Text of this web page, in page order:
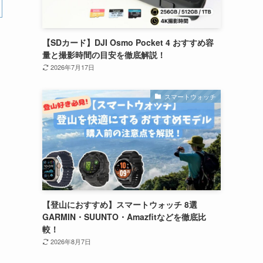
【SDカード】DJI Osmo Pocket 4 おすすめ容
量と撮影時間の目安を徹底解説！
2026年7月17日
スマートウォッチ
【登山におすすめ】スマートウォッチ 8選
GARMIN・SUUNTO・Amazfitなどを徹底比
較！
2026年8月7日